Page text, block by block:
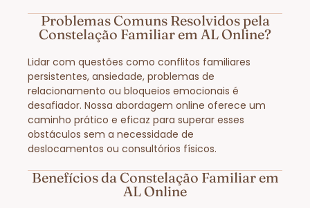
Problemas Comuns Resolvidos pela
Constelação Familiar em AL Online?
Lidar com questões como conflitos familiares
persistentes, ansiedade, problemas de
relacionamento ou bloqueios emocionais é
desafiador. Nossa abordagem online oferece um
caminho prático e eficaz para superar esses
obstáculos sem a necessidade de
deslocamentos ou consultórios físicos.
Benefícios da Constelação Familiar em
AL Online